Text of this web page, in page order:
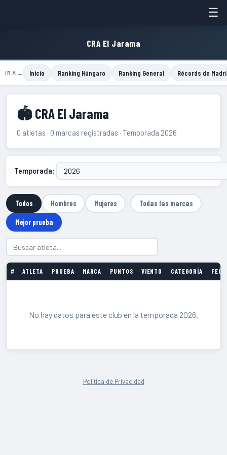
☰
CRA El Jarama
IR A → Inicio Ranking Húngaro Ranking General Récords de
🏟 CRA El Jarama
0 atletas · 0 marcas registradas · Temporada 2026
Temporada:
Todos Hombres Mujeres Todas las marcas
Mejor prueba
# ATLETA PRUEBA MARCA PUNTOS VIENTO CATEGORÍA
No hay datos para este club en la temporada 2026.
Política de Privacidad